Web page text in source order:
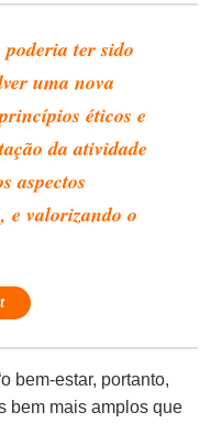
ter sido
uma nova
éticos e
da atividade
aspectos
e valorizando o
bem-estar, portanto,
bem mais amplos que